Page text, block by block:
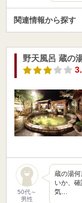
関連情報から探す
野天風呂 蔵の
50代～
男性
蔵の湯
いか、
気…